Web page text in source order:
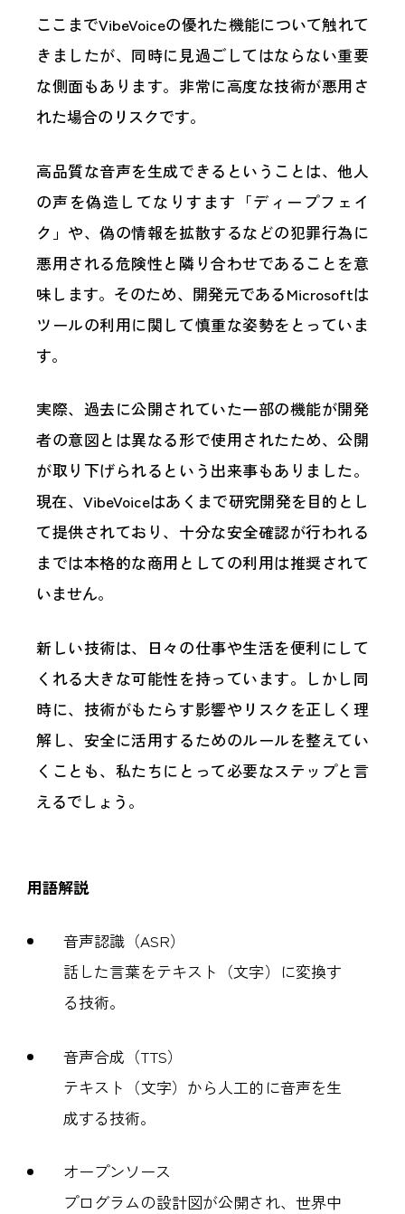
ここまでVibeVoiceの優れた機能について触れて
きましたが、同時に見過ごしてはならない重要
な側面もあります。非常に高度な技術が悪用さ
れた場合のリスクです。
高品質な音声を生成できるということは、他人
の声を偽造してなりすます「ディープフェイ
ク」や、偽の情報を拡散するなどの犯罪行為に
悪用される危険性と隣り合わせであることを意
味します。そのため、開発元であるMicrosoftは
ツールの利用に関して慎重な姿勢をとっていま
す。
実際、過去に公開されていた一部の機能が開発
者の意図とは異なる形で使用されたため、公開
が取り下げられるという出来事もありました。
現在、VibeVoiceはあくまで研究開発を目的とし
て提供されており、十分な安全確認が行われる
までは本格的な商用としての利用は推奨されて
いません。
新しい技術は、日々の仕事や生活を便利にして
くれる大きな可能性を持っています。しかし同
時に、技術がもたらす影響やリスクを正しく理
解し、安全に活用するためのルールを整えてい
くことも、私たちにとって必要なステップと言
えるでしょう。
用語解説
音声認識（ASR）
話した言葉をテキスト（文字）に変換す
る技術。
音声合成（TTS）
テキスト（文字）から人工的に音声を生
成する技術。
オープンソース
プログラムの設計図が公開され、世界中